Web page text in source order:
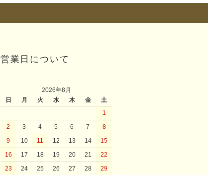
営業日について
2026年8月
日
月 火 水 木 金
土
1
2
3 4 5 6 7
8
9
10 11 12 13 14
15
16
17 18 19 20 21
22
23
24 25 26 27 28
29